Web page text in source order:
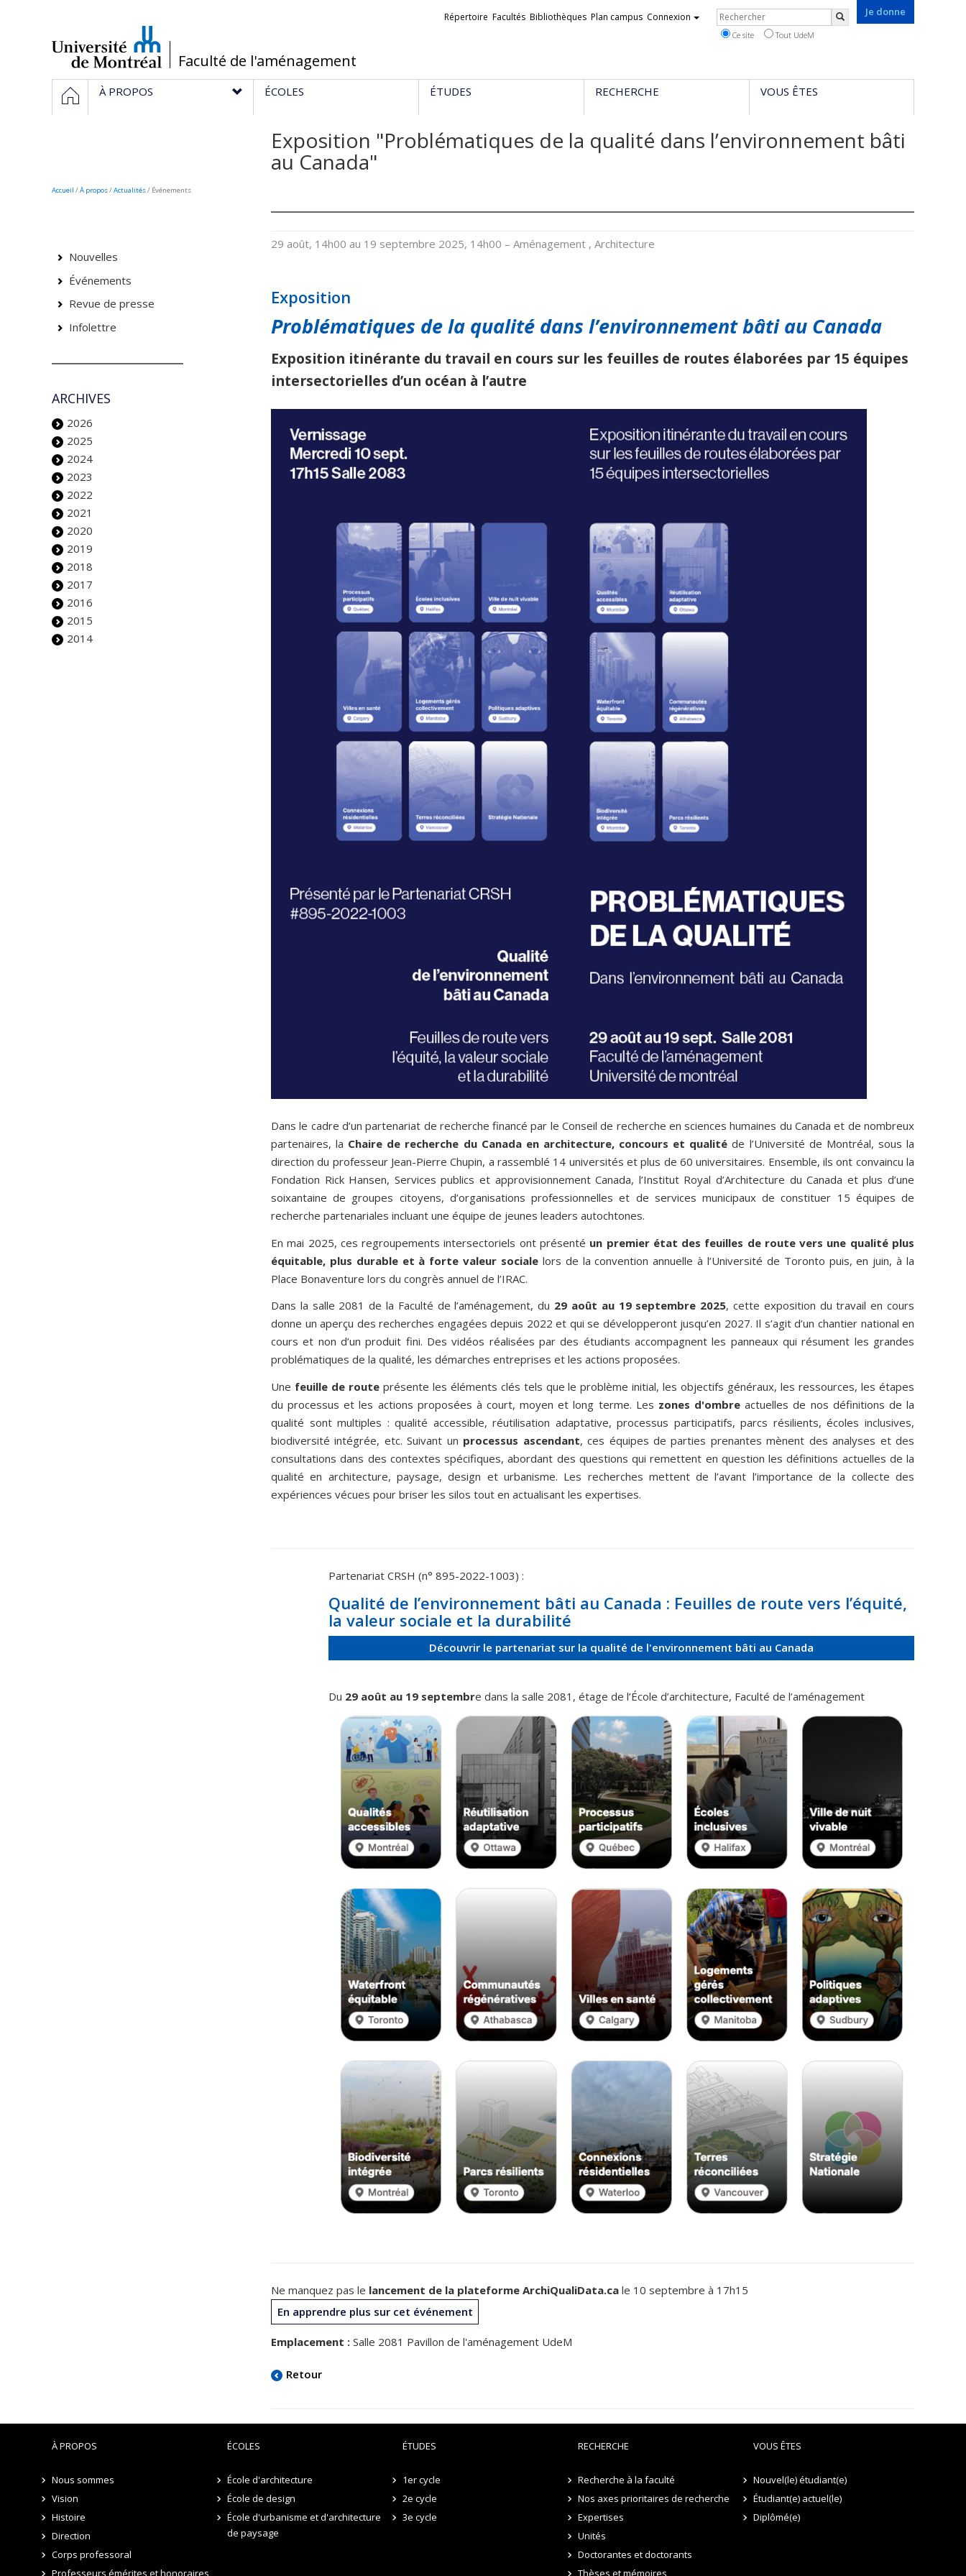
/Faculté de l'aménagement
Je donne
Liens
Répertoire Facultés Bibliothèques Plan campus Connexion Rechercher
Ce site Tout UdeM
Navigation
principale
ACCUEIL
À PROPOS ÉCOLES ÉTUDES RECHERCHE VOUS ÊTES
Exposition "Problématiques de la qualité dans l’environnement bâti
au Canada"
29 août, 14h00 au 19 septembre 2025, 14h00 – Aménagement , Architecture
Exposition
Problématiques dela qualité dans l’environnementbâti au Canada
Exposition itinérante du travail en cours sur les feuilles de routes élaborées par 15 équipes
intersectorielles d’un océan à l’autre
Dans le cadre d’un partenariat de recherche financé par le Conseil de recherche en sciences humaines du Canada et de nombreux
partenaires, la Chaire de recherche du Canada en architecture, concours et qualité de l’Université de Montréal, sous la
direction du professeur Jean-Pierre Chupin, a rassemblé 14 universités et plus de 60 universitaires. Ensemble, ils ont convaincu la
Fondation Rick Hansen, Services publics et approvisionnement Canada, l’Institut Royal d’Architecture du Canada et plus d’une
soixantaine de groupes citoyens, d’organisations professionnelles et de services municipaux de constituer 15 équipes de
recherche partenariales incluant une équipe de jeunes leaders autochtones.
En mai 2025, ces regroupements intersectoriels ont présenté un premier état des feuilles de route vers une qualité plus
équitable, plus durable et à forte valeur sociale lors de la convention annuelle à l’Université de Toronto puis, en juin, à la
Place Bonaventure lors du congrès annuel de l’IRAC.
Dans la salle 2081 de la Faculté de l’aménagement, du 29 août au 19 septembre 2025, cette exposition du travail en cours
donne un aperçu des recherches engagées depuis 2022 et qui se développeront jusqu’en 2027. Il s’agit d’un chantier national en
cours et non d’un produit fini. Des vidéos réalisées par des étudiants accompagnent les panneaux qui résument les grandes
problématiques de la qualité, les démarches entreprises et les actions proposées.
Une feuille de route présente les éléments clés tels que le problème initial, les objectifs généraux, les ressources, les étapes
du processus et les actions proposées à court, moyen et long terme. Les zones d'ombre actuelles de nos définitions de la
qualité sont multiples : qualité accessible, réutilisation adaptative, processus participatifs, parcs résilients, écoles inclusives,
biodiversité intégrée, etc. Suivant un processus ascendant, ces équipes de parties prenantes mènent des analyses et des
consultations dans des contextes spécifiques, abordant des questions qui remettent en question les définitions actuelles de la
qualité en architecture, paysage, design et urbanisme. Les recherches mettent de l’avant l’importance de la collecte des
expériences vécues pour briser les silos tout en actualisant les expertises.
Partenariat CRSH (n° 895-2022-1003) :
Qualité de l’environnement bâti au Canada : Feuilles de route vers l’équité,
la valeur sociale et la durabilité
Découvrir le partenariat sur la qualité de l'environnement bâti au Canada
Du 29 août au 19 septembre dans la salle 2081, étage de l’École d’architecture, Faculté de l’aménagement
Ne manquez pas le lancement de la plateforme ArchiQualiData.ca le 10 septembre à 17h15
En apprendre plus sur cet événement
Emplacement : Salle 2081 Pavillon de l'aménagement UdeM
Retour
Accueil /À propos/Actualités/ Événements
Nouvelles
Événements
Revue de presse
Infolettre
ARCHIVES
2026
2025
2024
2023
2022
2021
2020
2019
2018
2017
2016
2015
2014
À PROPOS
Nous sommes
Vision
Histoire
Direction
Corps professoral
Professeurs émérites et honoraires
ÉCOLES
École d'architecture
École de design
École d'urbanisme et d'architecture
de paysage
ÉTUDES
1er cycle
2e cycle
3e cycle
RECHERCHE
Recherche à la faculté
Nos axes prioritaires de recherche
Expertises
Unités
Doctorantes et doctorants
Thèses et mémoires
VOUS ÊTES
Nouvel(le) étudiant(e)
Étudiant(e) actuel(le)
Diplômé(e)